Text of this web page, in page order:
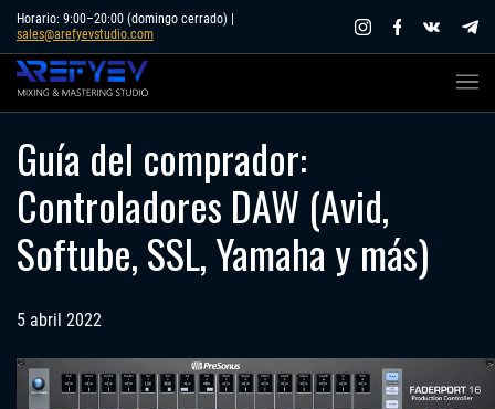
Skip
content
Horario: 9:00–20:00 (domingo cerrado) |
sales@arefyevstudio.com
Guía del comprador:
Controladores DAW (Avid,
Softube, SSL, Yamaha y más)
5 abril 2022